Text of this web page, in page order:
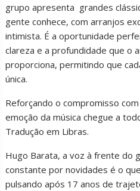
grupo apresenta grandes
gente conhece, com arranjos
intimista. É a oportunidade
clareza e a profundidade que o
proporciona, permitindo que
única.
Reforçando o compromisso
emoção da música chegue a
Tradução em Libras.
Hugo Barata, a voz à frente do
constante por novidades é o
pulsando após 17 anos de